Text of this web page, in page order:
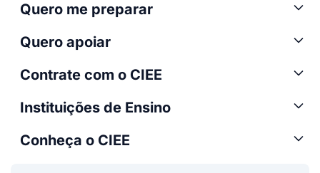
Quero me preparar
Quero apoiar
Contrate com o CIEE
Instituições de Ensino
Conheça o CIEE